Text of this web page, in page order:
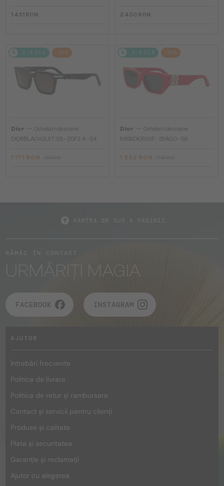
1 431 RON 2 400 RON
2-4 ZILE -10%
Dior
Ochelari de soare
DIORBLACKSUIT S3I - 20F2 A - 54
1 171 RON
2-4 ZILE -12%
Dior
Ochelari de soare
MISSDIOR S1F - 35A0 O - 56
1 532 RON
URMĂRIȚI MAGIA
FACEBOOK INSTAGRAM
AJUTOR
Întrebări frecvente
Politica de livrare
Politica de retur și rambursare
Contact și servicii pentru clienți
Produse și calitate
Plata și securitatea
Garanție și reclamații
Ajutor cu alegerea